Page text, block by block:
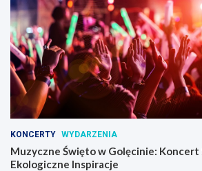
KONCERTY WYDARZENIA
Muzyczne Święto w Golęcinie: Koncert
Ekologiczne Inspiracje